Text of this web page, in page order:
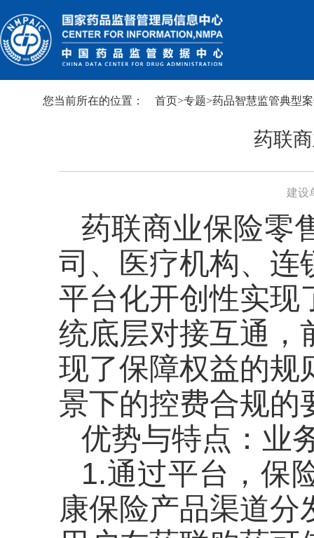
您当前所在的位置： 首页>专题>药品智慧监管典型
药联
建设
药联商业保险零
司、医疗机构、连
平台化开创性实现
统底层对接互通，
现了保障权益的规
景下的控费合规的
优势与特点：业
1.通过平台，保
康保险产品渠道